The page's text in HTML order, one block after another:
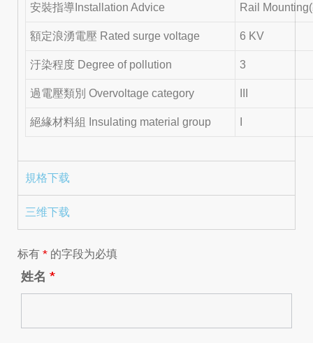
安裝指導Installation Advice Rail
額定浪湧電壓 Rated surge voltage 6 KV
汙染程度 Degree of pollution 3
過電壓類別 Overvoltage category
絕緣材料組 Insulating material group
規格下载
三维下载
标有 * 的字段为必填
姓名 *